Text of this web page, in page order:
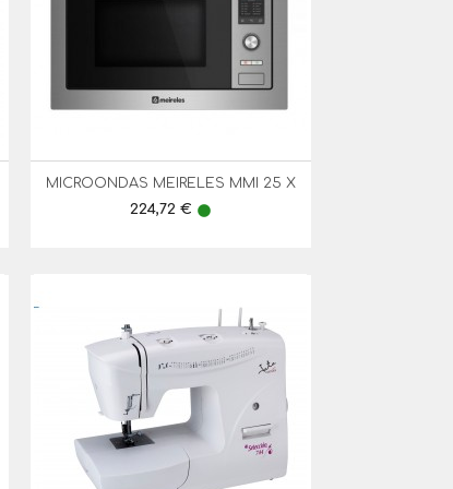
MICROONDAS MEIRELES MMI 25 X
Preço
224,72 € lens
Vista Rápida